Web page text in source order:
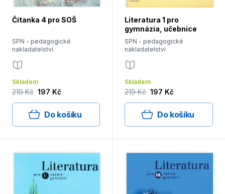
Čítanka 4 pro SOŠ
SPN - pedagogické
nakladatelství
Skladem
219 Kč 197 Kč
Do košíku
Literatura 1 pro
gymnázia, učebnice
SPN - pedagogické
nakladatelství
Skladem
219 Kč 197 Kč
Do košíku